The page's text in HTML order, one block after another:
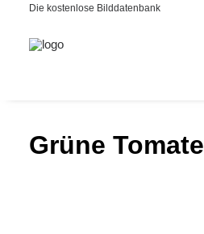
Die kostenlose Bilddatenbank
Grüne Tomate